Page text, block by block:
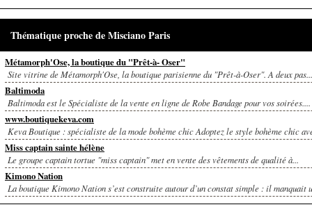
Thématique proche de Misciano Paris
Métamorph'Ose, la boutique du "Prêt-à- Oser"
Site vitrine de Métamorph'Ose, la boutique parisienne du "Prêt-à-Oser". A deux pas...
Baltimoda
Baltimoda est le Spécialiste de la vente en ligne de Robe Bandage pour vos soirées....
www.boutiquekeva.com
Keva Boutique : spécialiste de la mode bohème chic Adoptez le style bohème chic
Miss captain sainte hélène
Le groupe captain tortue "miss captain" met en vente des vêtements de qualité à...
Kimono Nation
La boutique Kimono Nation s’est construite autour d’un constat simple : il manquait